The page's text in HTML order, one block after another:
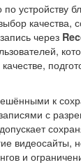
устройству
качества,
через
к
с
видеосайты,
и